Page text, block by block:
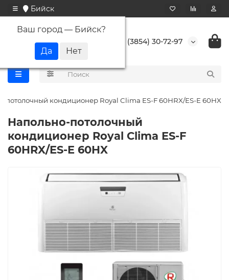
Бийск
Ваш город — Бийск?
+7 (3854) 30-72-97
потолочный кондиционер Royal Clima ES-F 60HRX/ES-E 60HX
Напольно-потолочный
кондиционер Royal Clima ES-F
60HRX/ES-E 60HX